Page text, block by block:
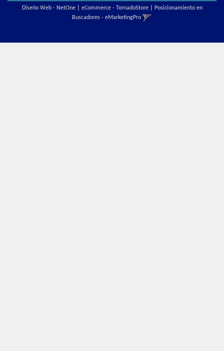
Diseño Web - NetOne| eCommerce - TornadoStore| Posicionamiento en
Buscadores - eMarketingPro